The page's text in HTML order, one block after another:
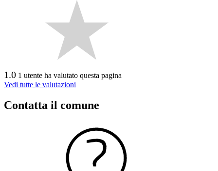
1.0 1 utente ha valutato questa pagina
Vedi tutte le valutazioni
Contatta il comune